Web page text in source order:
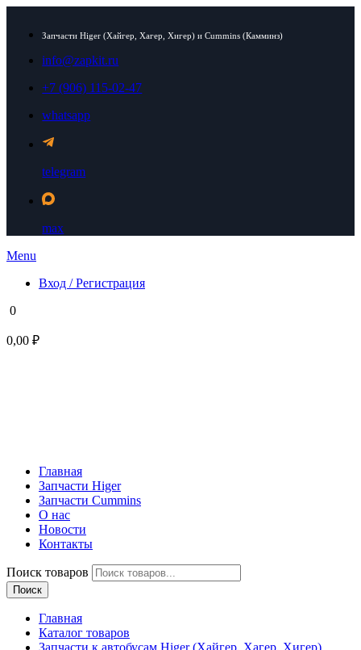
Запчасти Higer (Хайгер, Хагер, Хигер) и Cummins (Камминз)
info@zapkit.ru
+7 (906) 115-02-47
whatsapp
telegram
max
Menu
Вход / Регистрация
0
0,00 ₽
Главная
Запчасти Higer
Запчасти Cummins
О нас
Новости
Контакты
Поиск товаров
Поиск
Главная
Каталог товаров
Запчасти к автобусам Higer (Хайгер, Хагер, Хигер)